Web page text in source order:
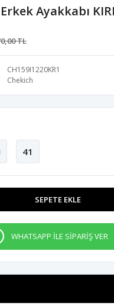
Ayakkabı
TL
CH159I1220KR1
Chekich
41
SEPETE EKLE
WHATSAPP İLE SİPARİŞ VER